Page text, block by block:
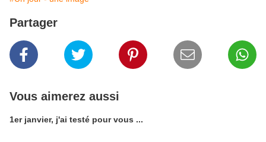
Partager
Vous aimerez aussi
1er janvier, j'ai testé pour vous ...